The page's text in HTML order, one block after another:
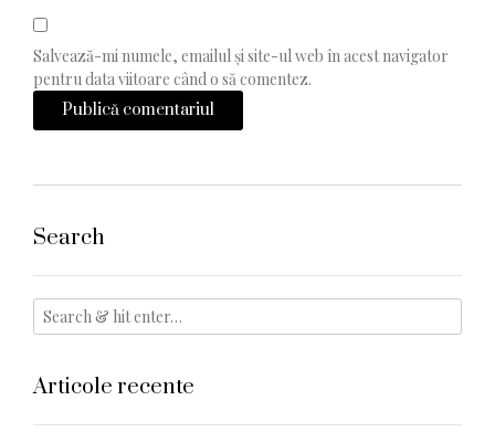
Salvează-mi numele, emailul și site-ul web în acest navigator
pentru data viitoare când o să comentez.
Search
Articole recente